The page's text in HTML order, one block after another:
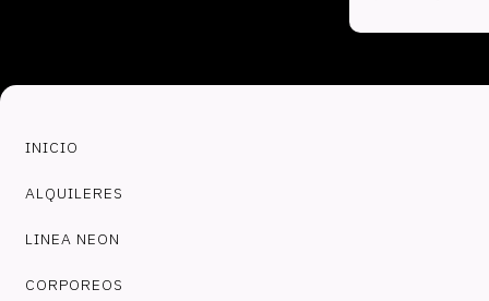
INICIO
ALQUILERES
LINEA NEON
CORPOREOS